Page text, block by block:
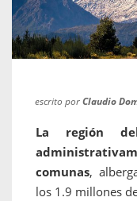
escrito porClaudio
La región
comunas,
los 1.9 millones